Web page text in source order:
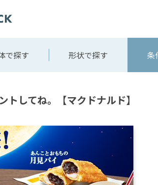
で探す 形状で探す 条
してね。【マクドナルド】